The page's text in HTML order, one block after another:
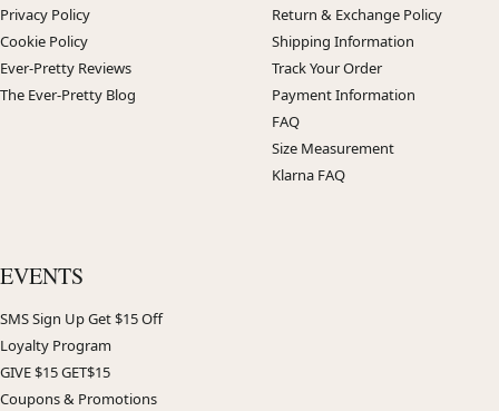
Privacy Policy
Cookie Policy
Ever-Pretty Reviews
The Ever-Pretty Blog
Return & Exchange Policy
Shipping Information
Track Your Order
Payment Information
FAQ
Size Measurement
Klarna FAQ
EVENTS
SMS Sign Up Get $15 Off
Loyalty Program
GIVE $15 GET$15
Coupons & Promotions